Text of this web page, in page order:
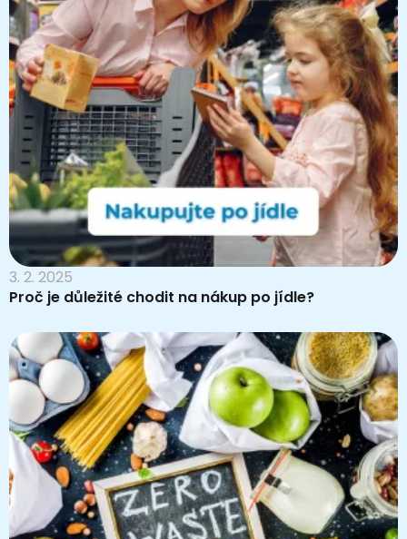
3. 2. 2025
Proč je důležité chodit na nákup po jídle?